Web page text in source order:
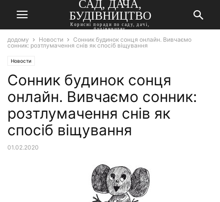
САД, ДАЧА,
БУДІВНИЦТВО
Корисні поради по саду, дачі,
будівництву
додому Новости
Сонник будинок сонця онлайн. Вивчаємо
сонник: розтлумачення снів як спосіб віщування
Новости
Сонник будинок сонця
онлайн. Вивчаємо сонник:
розтлумачення снів як
спосіб віщування
01.02.2020